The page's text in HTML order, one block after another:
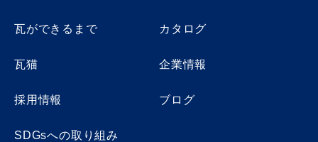
瓦ができるまで カタログ
瓦猫 企業情報
採用情報 ブログ
SDGsへの取り組み